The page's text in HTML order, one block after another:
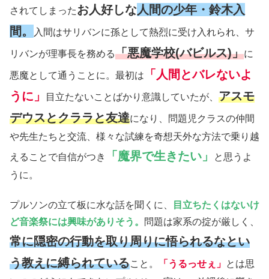
されてしまったお人好しな人間の少年・鈴木入
間。
入間はサリバンに孫として熱烈に受け入れられ、サ
リバンが理事長を務める「悪魔学校(バビルス)」に
悪魔として通うことに。最初は
「人間とバレないよ
うに」
目立たないことばかり意識していたが、 アスモ
デウスとクララと友達になり、問題児クラスの仲間
や先生たちと交流、様々な試練を奇想天外な方法で乗り越
えることで自信がつき
「魔界で生きたい」
と思うよ
うに。
プルソンの立て板に水な話を聞くに、
目立ちたくはないけ
ど音楽祭には興味がありそう。
問題は家系の掟が厳しく、
常に隠密の行動を取り周りに悟られるなとい
う教えに縛られていること。 「うるっせぇ」 とは思